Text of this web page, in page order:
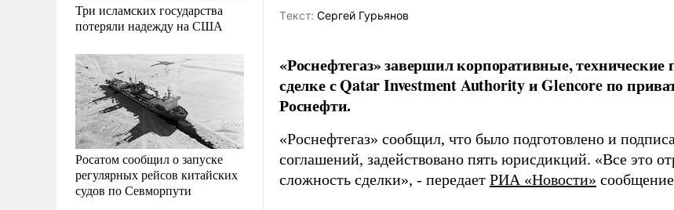
Три исламских государства
потеряли надежду на США
Росатом сообщил о запуске
регулярных рейсов китайских
судов по Севморпути
Tекст: Сергей Гурьянов
«Роснефтегаз» завершил корпоративные,
сделке с Qatar Investment Authority и Glencore по
Роснефти.
«Роснефтегаз» сообщил, что было подготовлено и
соглашений, задействовано пять юрисдикций. «Все это
сложность сделки», - передает РИА «Новости»